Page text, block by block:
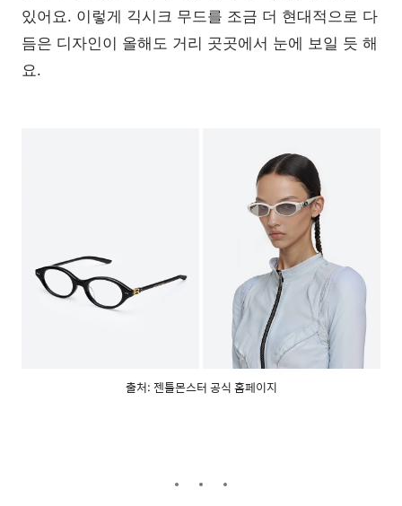
있어요. 이렇게 긱시크 무드를 조금 더 현대적으로 다
듬은 디자인이 올해도 거리 곳곳에서 눈에 보일 듯 해
요.
출처: 젠틀몬스터 공식 홈페이지